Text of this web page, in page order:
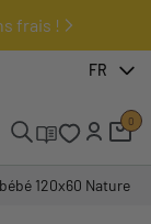
frais !
FR
0
120x60 Nature